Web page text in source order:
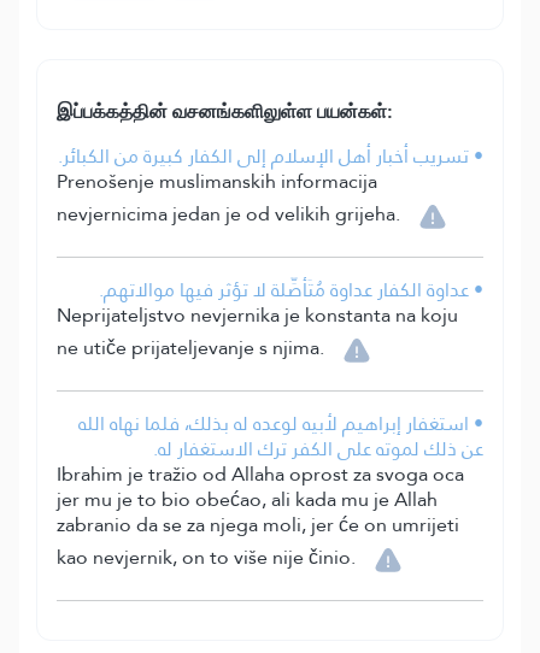
இப்பக்கத்தின் வசனங்களிலுள்ள பயன்கள்:
• تسريب أخبار أهل الإسلام إلى الكفار كبيرة من الكبائر.
Prenošenje muslimanskih informacija
nevjernicima jedan je od velikih grijeha.
• عداوة الكفار عداوة مُتَأصِّلة لا تؤثر فيها موالاتهم.
Neprijateljstvo nevjernika je konstanta na koju
ne utiče prijateljevanje s njima.
• استغفار إبراهيم لأبيه لوعده له بذلك، فلما نهاه الله
عن ذلك لموته على الكفر ترك الاستغفار له.
Ibrahim je tražio od Allaha oprost za svoga oca
jer mu je to bio obećao, ali kada mu je Allah
zabranio da se za njega moli, jer će on umrijeti
kao nevjernik, on to više nije činio.